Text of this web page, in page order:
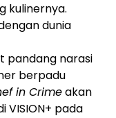
kulinernya.
dunia
pandang narasi
berpadu
in Crimeakan
VISION+ pada